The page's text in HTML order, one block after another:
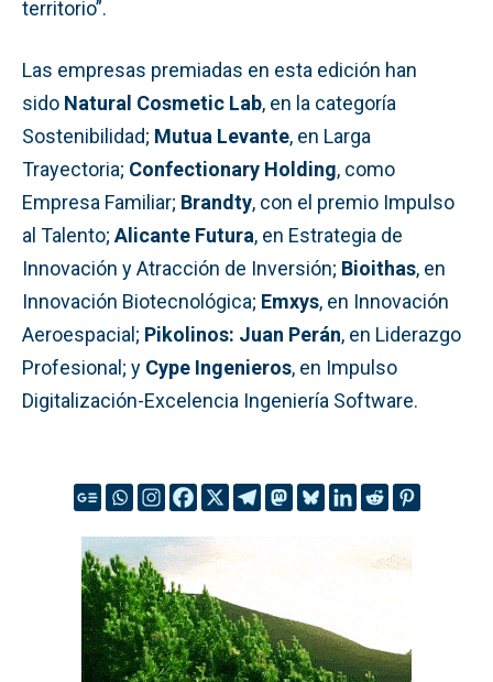
territorio”.
Las empresas premiadas en esta edición han
sido Natural Cosmetic Lab, en la categoría
Sostenibilidad; Mutua Levante, en Larga
Trayectoria; Confectionary Holding, como
Empresa Familiar; Brandty, con el premio Impulso
al Talento; Alicante Futura, en Estrategia de
Innovación y Atracción de Inversión; Bioithas, en
Innovación Biotecnológica; Emxys, en Innovación
Aeroespacial; Pikolinos: Juan Perán, en Liderazgo
Profesional; y Cype Ingenieros, en Impulso
Digitalización-Excelencia Ingeniería Software.